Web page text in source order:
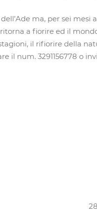
ma, per sei
a fiorire ed il
il rifiorire della
il num. 3291156778 o